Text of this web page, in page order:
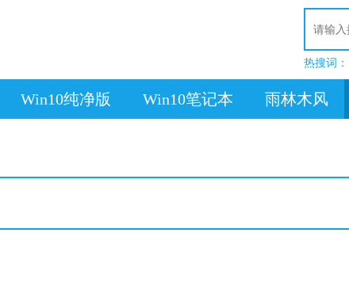
热搜词：
Win10纯净版 Win10笔记本 雨林木风